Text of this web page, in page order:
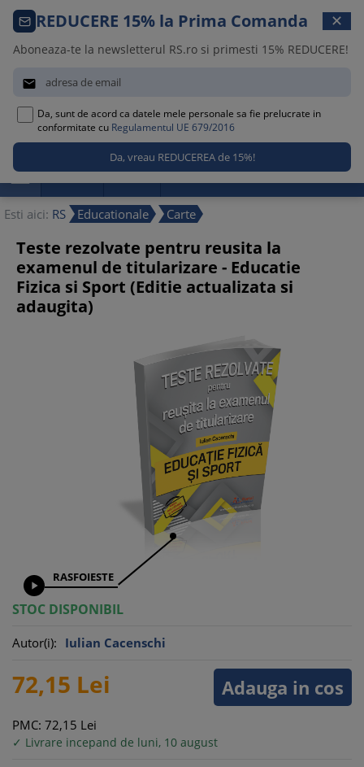
Comanda telefonica · 021 209 45 12

 Promotii Noutati Reduceri
Esti aici: RS Educationale Carte
REDUCERE 15% la Prima Comanda ✕
Aboneaza-te la newsletterul RS.ro si primesti 15% REDUCERE!

Da, sunt de acord ca datele mele personale sa fie prelucrate in
conformitate cu Regulamentul UE 679/2016
Teste rezolvate pentru reusita la
examenul de titularizare - Educatie
Fizica si Sport (Editie actualizata si
adaugita)

RASFOIESTE
STOC DISPONIBIL
Autor(i): Iulian Cacenschi
Adauga in cos
72,15 Lei
PMC: 72,15 Lei
✓ Livrare incepand de luni, 10 august